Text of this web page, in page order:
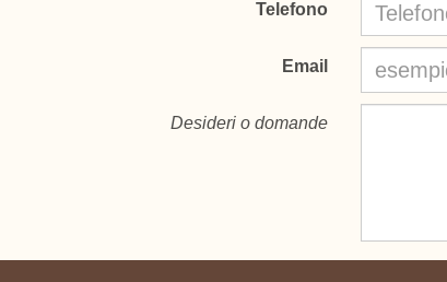
Telefono
Email
Desideri o domande